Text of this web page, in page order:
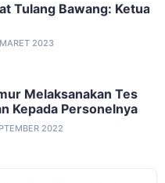
Tulang Bawang: Ketua
2023
Melaksanakan Tes
Kepada Personelnya
2022